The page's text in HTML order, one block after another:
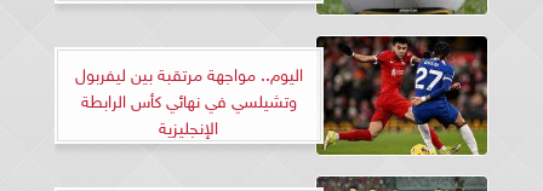
اليوم.. مواجهة مرتقبة بين ليفربول
وتشيلسي في نهائي كأس الرابطة
الإنجليزية